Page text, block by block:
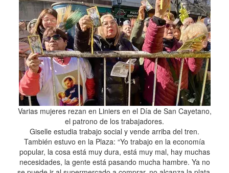
Varias mujeres rezan en Liniers en el Día de San Cayetano,
el patrono de los trabajadores.
Giselle estudia trabajo social y vende arriba del tren.
También estuvo en la Plaza: “Yo trabajo en la economía
popular, la cosa está muy dura, está muy mal, hay muchas
necesidades, la gente está pasando mucha hambre. Ya no